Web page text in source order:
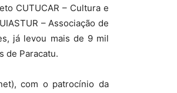
CUTUCAR – Cultura e
– Associação de
já levou mais de 9 mil
de Paracatu.
com o patrocínio da